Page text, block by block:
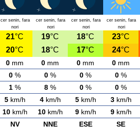
cer senin, fara
nori
cer senin, fara
nori
cer senin, fara
nori
cer senin, fara
nori
21°C 19°C 18°C 23°C
20°C 18°C 17°C 24°C
0 mm 0 mm 0 mm 0 mm
0 % 0 % 0 % 0 %
1 % 8 % 0 % 0 %
5km/h 4km/h 5km/h 3km/h
10km/h 10km/h 9km/h 9km/h
NV NNE ESE SE